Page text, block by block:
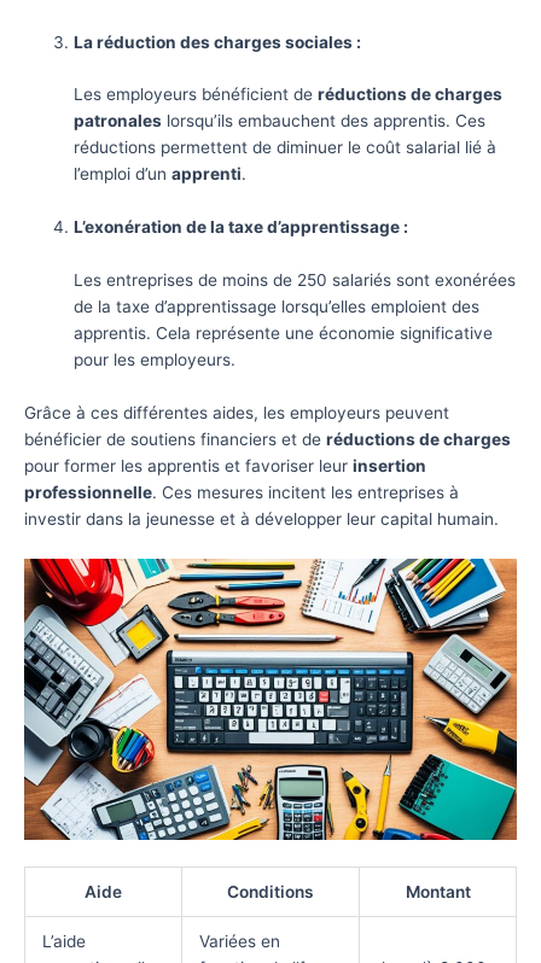
La réduction des charges sociales :
Les employeurs bénéficient deréductions de charges
patronales lorsqu’ils embauchent des apprentis. Ces
réductions permettent de diminuer le coût salarial lié à
l’emploi d’unapprenti.
L’exonération de la taxe d’apprentissage :
Les entreprises de moins de 250 salariés sont exonérées
de la taxe d’apprentissage lorsqu’elles emploient des
apprentis. Cela représente une économie significative
pour les employeurs.
Grâce à ces différentes aides, les employeurs peuvent
bénéficier de soutiens financiers et de réductions de charges
pour former les apprentis et favoriser leur insertion
professionnelle. Ces mesures incitent les entreprises à
investir dans la jeunesse et à développer leur capital humain.
Aide Conditions Montant
L’aide
Variées en